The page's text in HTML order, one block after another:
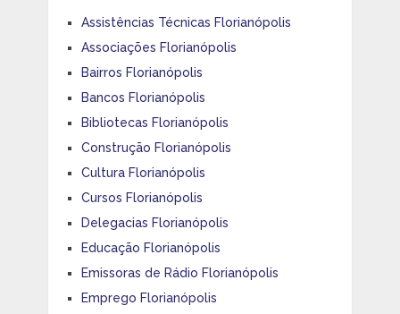
Assistências Técnicas Florianópolis
Associações Florianópolis
Bairros Florianópolis
Bancos Florianópolis
Bibliotecas Florianópolis
Construção Florianópolis
Cultura Florianópolis
Cursos Florianópolis
Delegacias Florianópolis
Educação Florianópolis
Emissoras de Rádio Florianópolis
Emprego Florianópolis